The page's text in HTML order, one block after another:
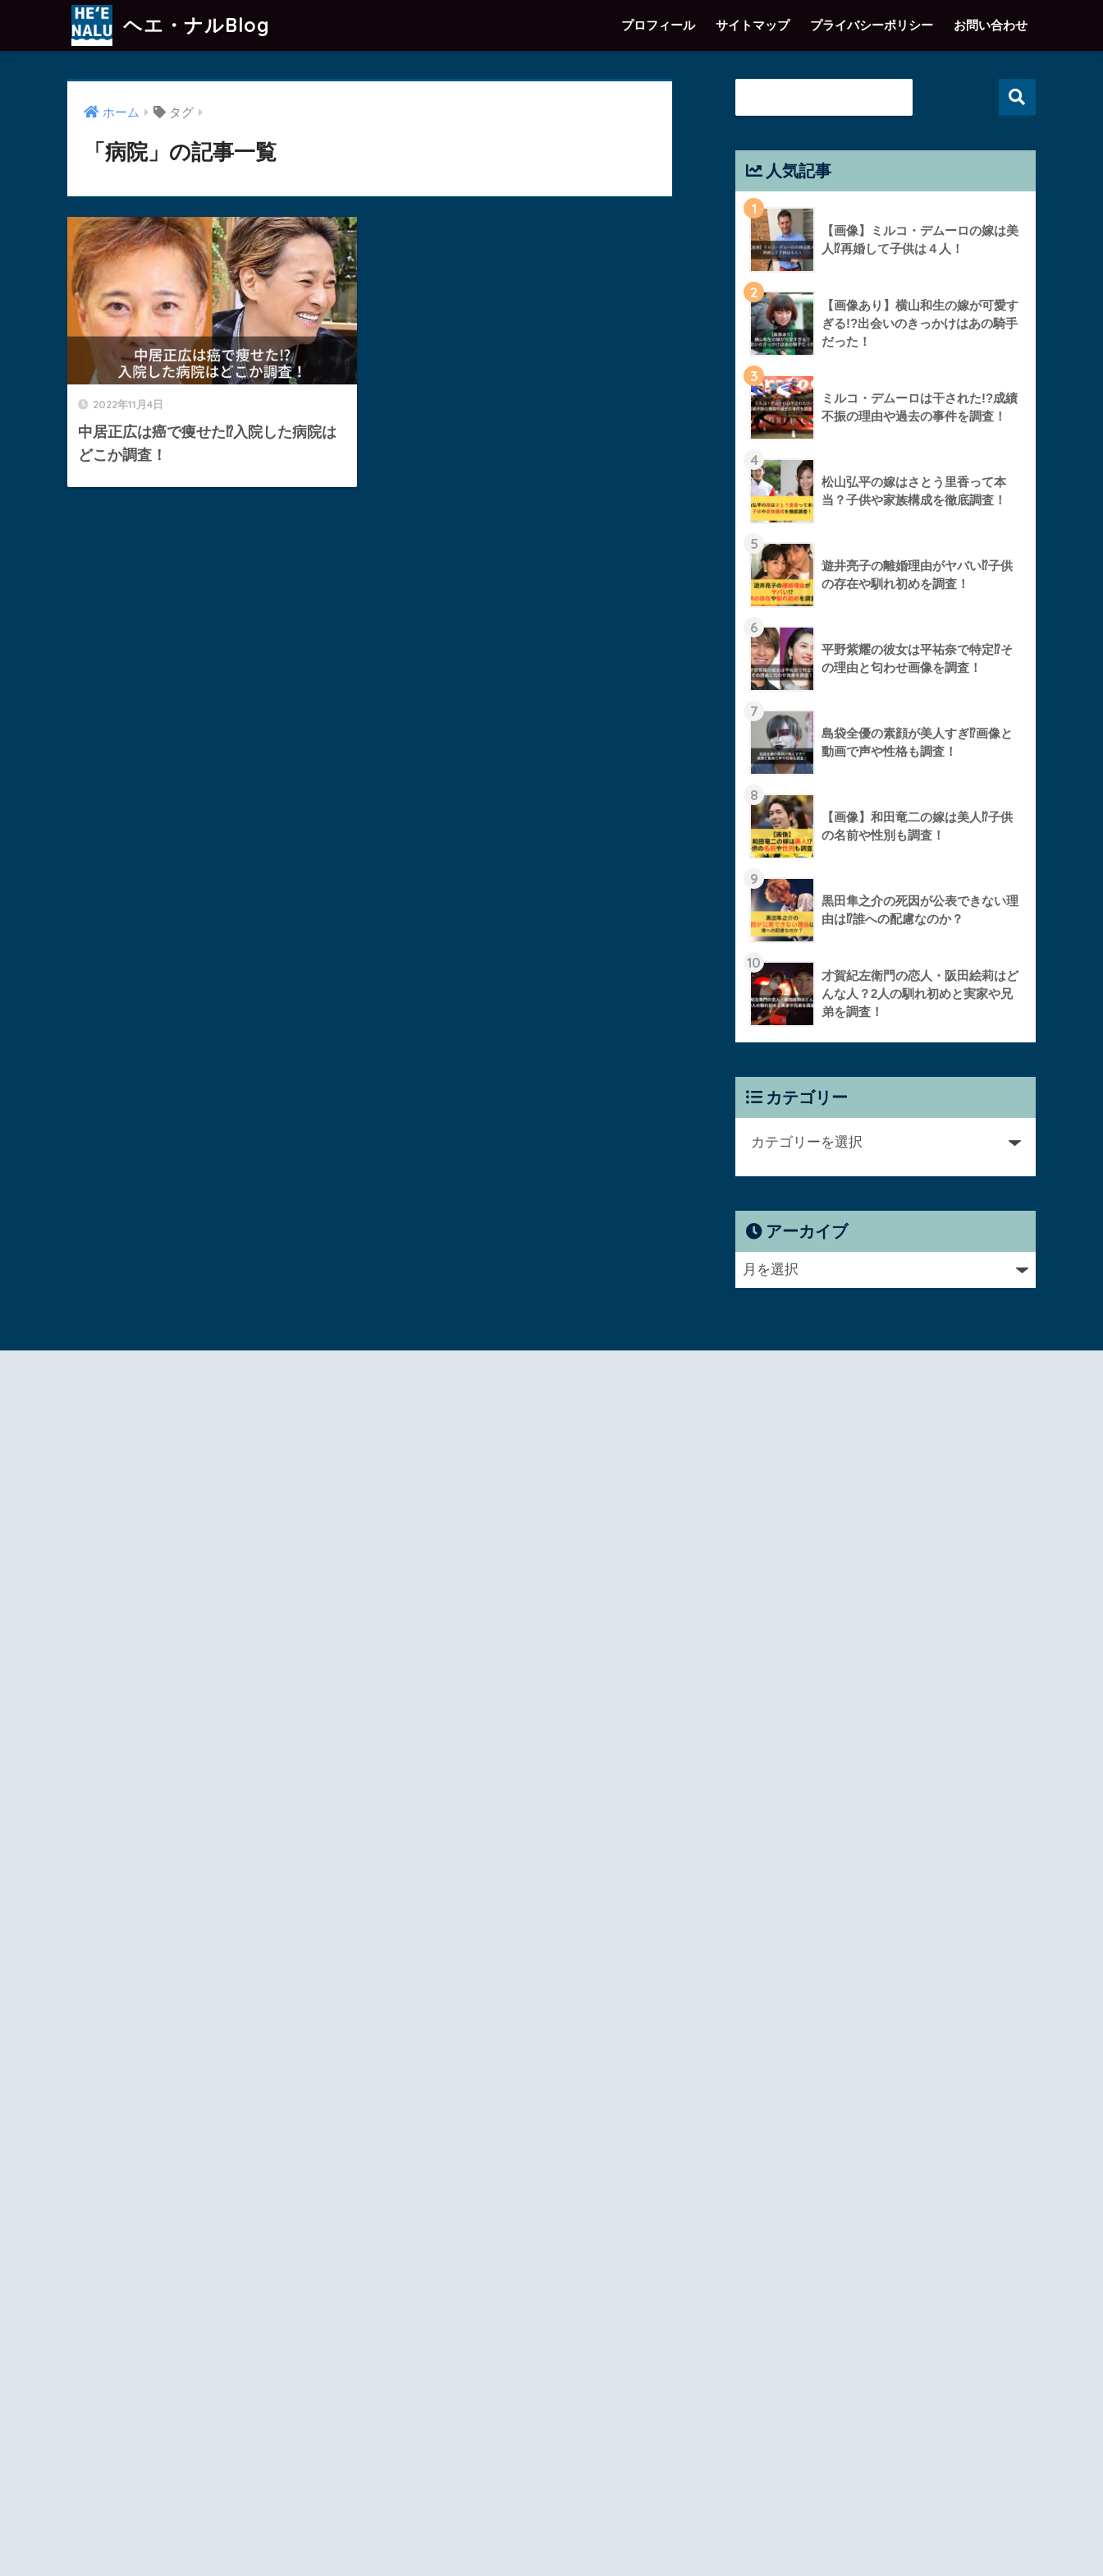
ヘエ・ナルBlog プロフィール サイトマップ プライバシーポリシー お問い合わせ
ホーム タグ
「病院」の記事一覧
2022年11月4日
中居正広は癌で痩せた⁉︎入院した病院は
どこか調査！
人気記事
1
【画像】ミルコ・デムーロの嫁は美
人⁉︎再婚して子供は４人！
2
【画像あり】横山和生の嫁が可愛す
ぎる!?出会いのきっかけはあの騎手
だった！
3
ミルコ・デムーロは干された!?成績
不振の理由や過去の事件を調査！
4
松山弘平の嫁はさとう里香って本
当？子供や家族構成を徹底調査！
5
遊井亮子の離婚理由がヤバい⁉︎子供
の存在や馴れ初めを調査！
6
平野紫耀の彼女は平祐奈で特定⁉︎そ
の理由と匂わせ画像を調査！
7
島袋全優の素顔が美人すぎ⁉︎画像と
動画で声や性格も調査！
8
【画像】和田竜二の嫁は美人⁉︎子供
の名前や性別も調査！
9
黒田隼之介の死因が公表できない理
由は⁉︎誰への配慮なのか？
10
才賀紀左衛門の恋人・阪田絵莉はど
んな人？2人の馴れ初めと実家や兄
弟を調査！
カテゴリー
アーカイブ